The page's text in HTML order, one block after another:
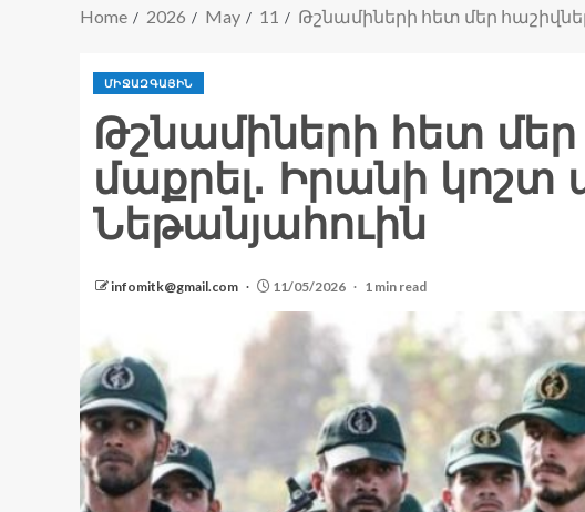
Home 2026 May 11 Թշնամիների հետ մեր
ՄԻՋԱԶԳԱՅԻՆ
Թշնամիների հետ մեր
մաքրել․ Իրանի կոշտ
Նեթանյահուին
infomitk@gmail.com 11/05/2026 1 min read